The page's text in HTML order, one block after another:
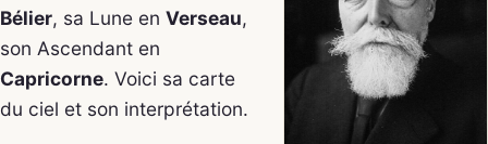
Bélier, sa Lune en Verseau,
son Ascendant en
Capricorne. Voici sa carte
du ciel et son interprétation.